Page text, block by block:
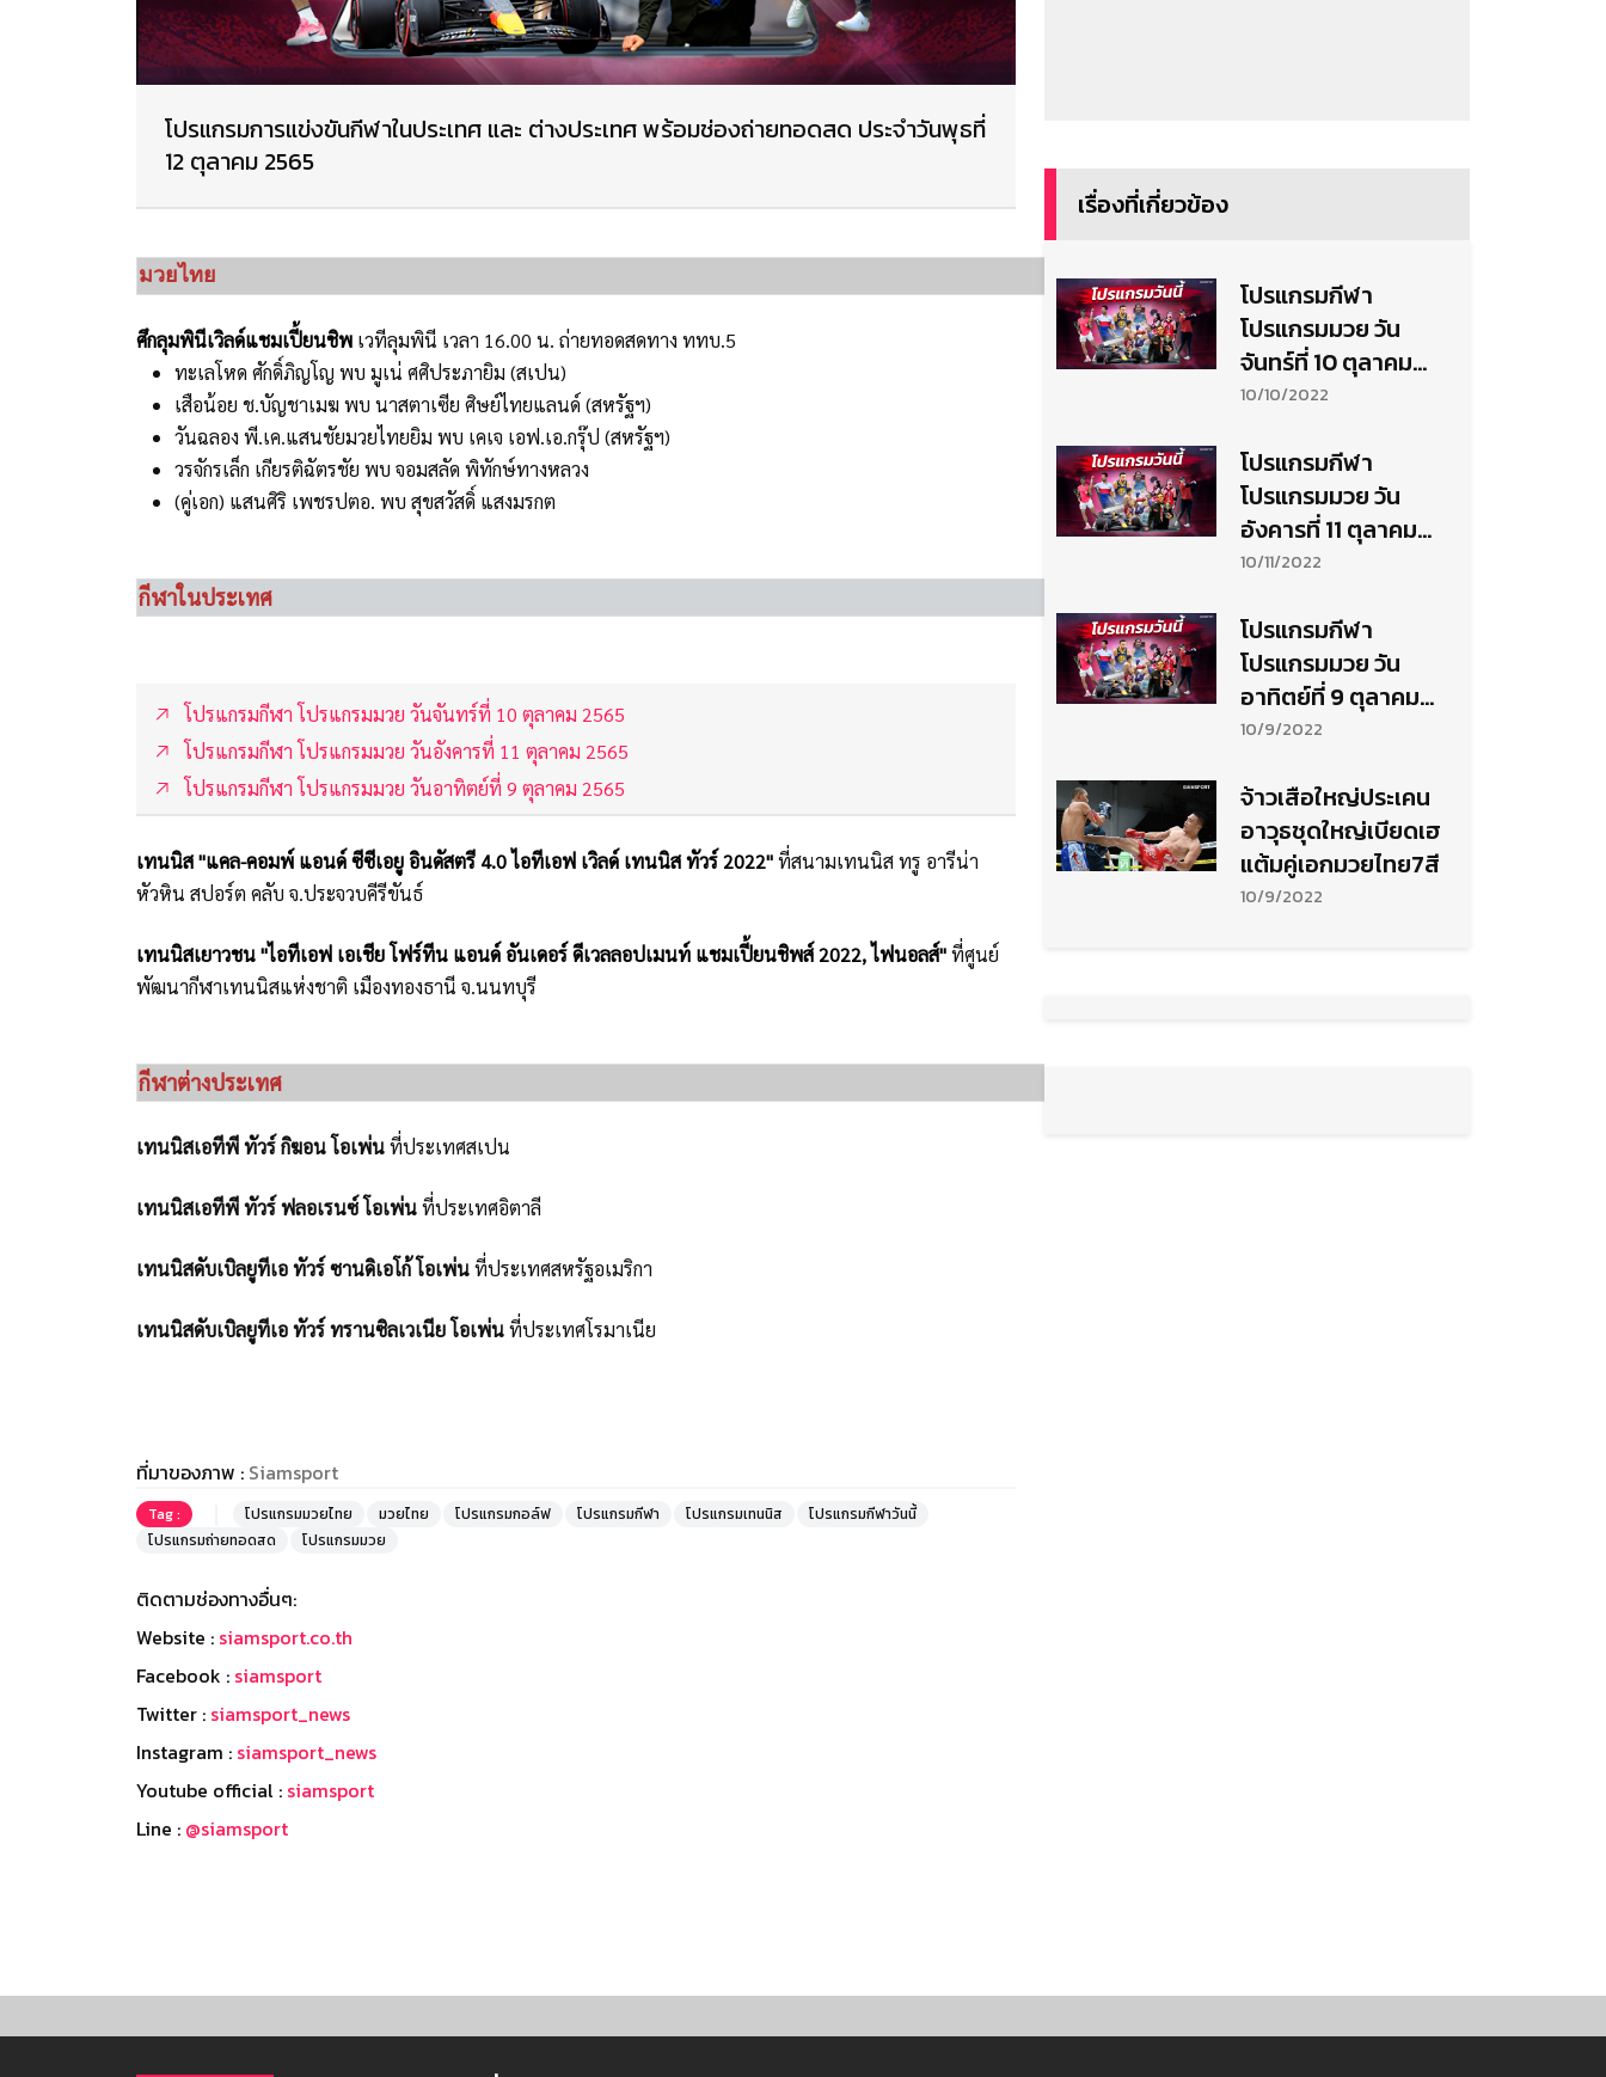
โปรแกรมการแข่งขันกีฬาในประเทศ และ ต่างประเทศ พร้อมช่องถ่ายทอดสด ประจำวันพุธที่
12 ตุลาคม 2565
มวยไทย
ศึกลุมพินีเวิลด์แชมเปี้ยนชิพ เวทีลุมพินี เวลา 16.00 น. ถ่ายทอดสดทาง ททบ.5
ทะเลโหด ศักดิ์ภิญโญ พบ มูเน่ ศศิประภายิม (สเปน)
เสือน้อย ช.บัญชาเมฆ พบ นาสตาเซีย ศิษย์ไทยแลนด์ (สหรัฐฯ)
วันฉลอง พี.เค.แสนชัยมวยไทยยิม พบ เคเจ เอฟ.เอ.กรุ๊ป (สหรัฐฯ)
วรจักรเล็ก เกียรติฉัตรชัย พบ จอมสลัด พิทักษ์ทางหลวง
(คู่เอก) แสนศิริ เพชรปตอ. พบ สุขสวัสดิ์ แสงมรกต
กีฬาในประเทศ
โปรแกรมกีฬา โปรแกรมมวย วันจันทร์ที่ 10 ตุลาคม 2565
โปรแกรมกีฬา โปรแกรมมวย วันอังคารที่ 11 ตุลาคม 2565
โปรแกรมกีฬา โปรแกรมมวย วันอาทิตย์ที่ 9 ตุลาคม 2565
เทนนิส "แคล-คอมพ์ แอนด์ ซีซีเอยู อินดัสตรี 4.0 ไอทีเอฟ เวิลด์ เทนนิส ทัวร์ 2022"ที่สนามเทนนิส ทรู อารีน่า
หัวหิน สปอร์ต คลับ จ.ประจวบคีรีขันธ์
เทนนิสเยาวชน "ไอทีเอฟ เอเชีย โฟร์ทีน แอนด์ อันเดอร์ ดีเวลลอปเมนท์ แชมเปี้ยนชิพส์ 2022, ไฟนอลส์"ที่ศูนย์
พัฒนากีฬาเทนนิสแห่งชาติ เมืองทองธานี จ.นนทบุรี
กีฬาต่างประเทศ
เทนนิสเอทีพี ทัวร์ กิฆอน โอเพ่นที่ประเทศสเปน
เทนนิสเอทีพี ทัวร์ ฟลอเรนซ์ โอเพ่นที่ประเทศอิตาลี
เทนนิสดับเบิลยูทีเอ ทัวร์ ซานดิเอโก้ โอเพ่นที่ประเทศสหรัฐอเมริกา
เทนนิสดับเบิลยูทีเอ ทัวร์ ทรานซิลเวเนีย โอเพ่นที่ประเทศโรมาเนีย
ที่มาของภาพ : Siamsport
Tag : โปรแกรมมวยไทย มวยไทย โปรแกรมกอล์ฟ โปรแกรมกีฬา โปรแกรมเทนนิส
โปรแกรมกีฬาวันนี้
โปรแกรมถ่ายทอดสด
โปรแกรมมวย
ติดตามช่องทางอื่นๆ:
Website : siamsport.co.th
Facebook : siamsport
Twitter : siamsport_news
Instagram : siamsport_news
Youtube official : siamsport
Line : @siamsport
เรื่องที่เกี่ยวข้อง
โปรแกรมกีฬา
โปรแกรมมวย วัน
จันทร์ที่ 10 ตุลาคม
2565
10/10/2022
โปรแกรมกีฬา
โปรแกรมมวย วัน
อังคารที่ 11 ตุลาคม
2565
10/11/2022
โปรแกรมกีฬา
โปรแกรมมวย วัน
อาทิตย์ที่ 9 ตุลาคม
2565
10/9/2022
จ้าวเสือใหญ่ประเคน
อาวุธชุดใหญ่เบียดเฮ
แต้มคู่เอกมวยไทย7สี
10/9/2022